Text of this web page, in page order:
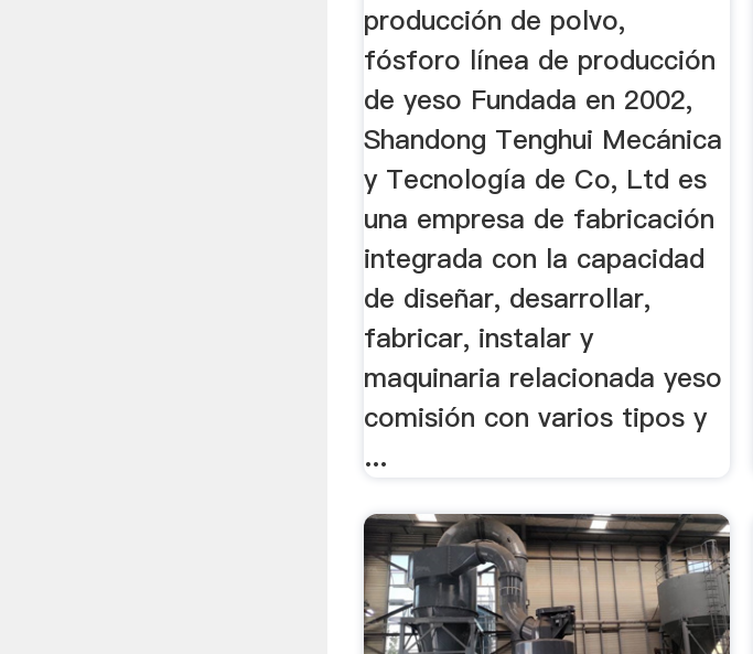
producción de polvo,
fósforo línea de producción
de yeso Fundada en 2002,
Shandong Tenghui Mecánica
y Tecnología de Co, Ltd es
una empresa de fabricación
integrada con la capacidad
de diseñar, desarrollar,
fabricar, instalar y
maquinaria relacionada yeso
comisión con varios tipos y
...